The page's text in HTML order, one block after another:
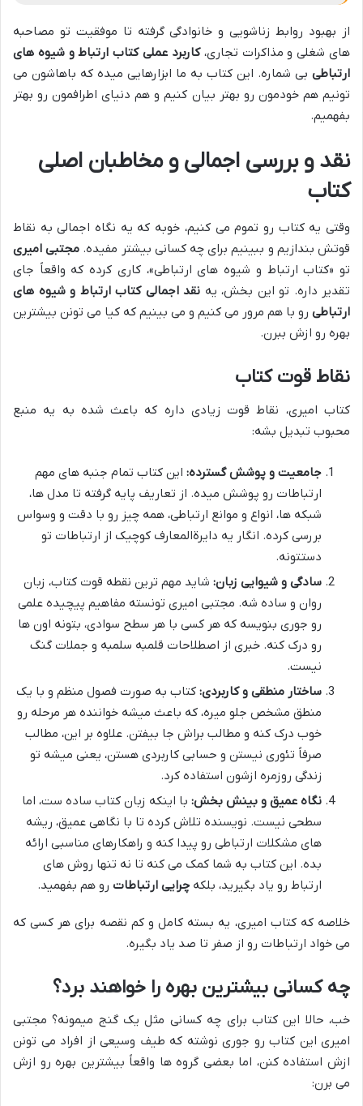
از بهبود روابط زناشویی و خانوادگی گرفته تا موفقیت تو مصاحبه
های شغلی و مذاکرات تجاری،کاربرد عملی کتاب ارتباط و شیوه های
ارتباطی بی شماره. این کتاب به ما ابزارهایی میده که باهاشون می
تونیم هم خودمون رو بهتر بیان کنیم و هم دنیای اطرافمون رو بهتر
بفهمیم.
نقد و بررسی اجمالی و مخاطبان اصلی
کتاب
وقتی یه کتاب رو تموم می کنیم، خوبه که یه نگاه اجمالی به نقاط
قوتش بندازیم و ببینیم برای چه کسانی بیشتر مفیده. مجتبی امیری
تو «کتاب ارتباط و شیوه های ارتباطی»، کاری کرده که واقعاً جای
تقدیر داره. تو این بخش، یه نقد اجمالی کتاب ارتباط و شیوه های
ارتباطی رو با هم مرور می کنیم و می بینیم که کیا می تونن بیشترین
بهره رو ازش ببرن.
نقاط قوت کتاب
کتاب امیری، نقاط قوت زیادی داره که باعث شده به یه منبع
محبوب تبدیل بشه:
جامعیت و پوشش گسترده: این کتاب تمام جنبه های مهم
ارتباطات رو پوشش میده. از تعاریف پایه گرفته تا مدل ها،
شبکه ها، انواع و موانع ارتباطی، همه چیز رو با دقت و وسواس
بررسی کرده. انگار یه دایرةالمعارف کوچیک از ارتباطات تو
دستتونه.
سادگی و شیوایی زبان: شاید مهم ترین نقطه قوت کتاب، زبان
روان و ساده شه. مجتبی امیری تونسته مفاهیم پیچیده علمی
رو جوری بنویسه که هر کسی با هر سطح سوادی، بتونه اون ها
رو درک کنه. خبری از اصطلاحات قلمبه سلمبه و جملات گنگ
نیست.
ساختار منطقی و کاربردی: کتاب به صورت فصول منظم و با یک
منطق مشخص جلو میره، که باعث میشه خواننده هر مرحله رو
خوب درک کنه و مطالب براش جا بیفتن. علاوه بر این، مطالب
صرفاً تئوری نیستن و حسابی کاربردی هستن، یعنی میشه تو
زندگی روزمره ازشون استفاده کرد.
نگاه عمیق و بینش بخش: با اینکه زبان کتاب ساده ست، اما
سطحی نیست. نویسنده تلاش کرده تا با نگاهی عمیق، ریشه
های مشکلات ارتباطی رو پیدا کنه و راهکارهای مناسبی ارائه
بده. این کتاب به شما کمک می کنه تا نه تنها روش های
ارتباط رو یاد بگیرید، بلکه چرایی ارتباطات رو هم بفهمید.
خلاصه که کتاب امیری، یه بسته کامل و کم نقصه برای هر کسی که
می خواد ارتباطات رو از صفر تا صد یاد بگیره.
چه کسانی بیشترین بهره را خواهند برد؟
خب، حالا این کتاب برای چه کسانی مثل یک گنج میمونه؟ مجتبی
امیری این کتاب رو جوری نوشته که طیف وسیعی از افراد می تونن
ازش استفاده کنن، اما بعضی گروه ها واقعاً بیشترین بهره رو ازش
می برن: